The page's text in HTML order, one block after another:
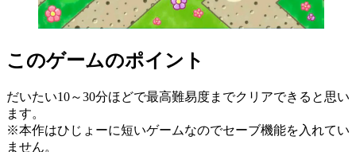
このゲームのポイント
だいたい10～30分ほどで最高難易度までクリアできると思い
ます。
※本作はひじょーに短いゲームなのでセーブ機能を入れてい
ません。